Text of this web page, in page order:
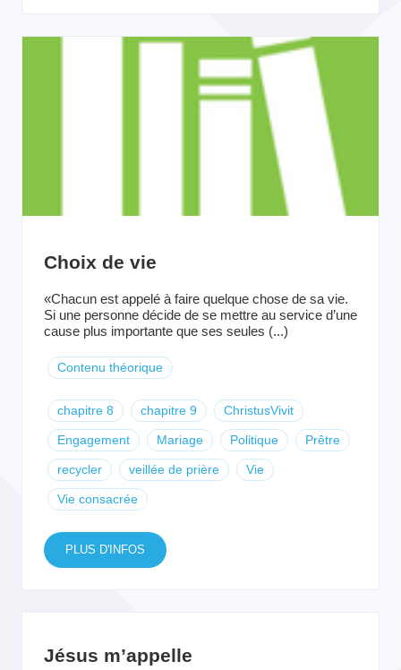
Choix de vie
«Chacun est appelé à faire quelque chose de sa vie.
Si une personne décide de se mettre au service d’une
cause plus importante que ses seules (...)
Contenu théorique
chapitre 8 chapitre 9 ChristusVivit
Engagement Mariage Politique Prêtre
recycler veillée de prière Vie
Vie consacrée
PLUS D'INFOS
Jésus m’appelle